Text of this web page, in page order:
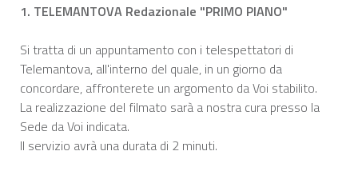
1. TELEMANTOVA Redazionale "PRIMO PIANO"
Si tratta di un appuntamento con i telespettatori di
Telemantova, all'interno del quale, in un giorno da
concordare, affronterete un argomento da Voi stabilito.
La realizzazione del filmato sarà a nostra cura presso la
Sede da Voi indicata.
Il servizio avrà una durata di 2 minuti.